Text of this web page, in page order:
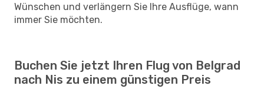
Wünschen und verlängern Sie Ihre Ausflüge, wann
immer Sie möchten.
Buchen Sie jetzt Ihren Flug von Belgrad
nach Nis zu einem günstigen Preis